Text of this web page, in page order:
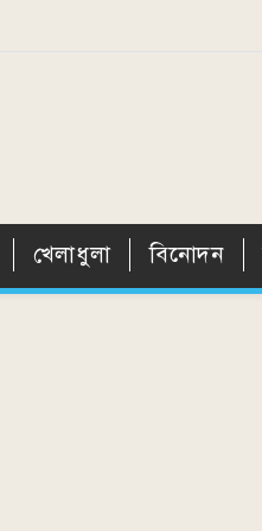
খেলাধুলা বিনোদন